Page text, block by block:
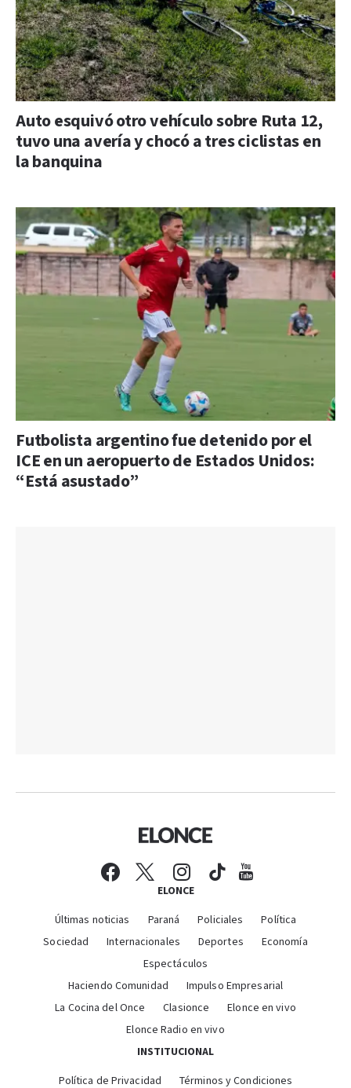
Auto esquivó otro vehículo sobre Ruta 12,
tuvo una avería y chocó a tres ciclistas en
la banquina
Futbolista argentino fue detenido por el
ICE en un aeropuerto de Estados Unidos:
“Está asustado”
ELONCE
Últimas noticias Paraná Policiales
Política
Sociedad
Internacionales Deportes
Economía
Espectáculos
Haciendo Comunidad
Impulso Empresarial
La Cocina del Once
Clasionce
Elonce en vivo
Elonce Radio en vivo
INSTITUCIONAL
Política de Privacidad Términos y Condiciones